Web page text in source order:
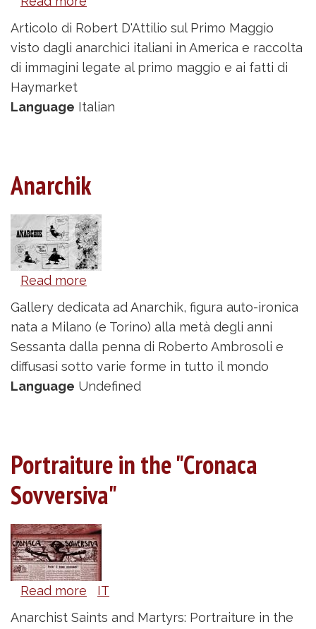
Primo
Maggio
Articolo di Robert D'Attilio sul Primo Maggio
visto dagli anarchici italiani in America e raccolta
di immagini legate al primo maggio e ai fatti di
Haymarket
Language Italian
Anarchik
Read more
Anarchik
Gallery dedicata ad Anarchik, figura auto-ironica
nata a Milano (e Torino) alla metà degli anni
Sessanta dalla penna di Roberto Ambrosoli e
diffusasi sotto varie forme in tutto il mondo
Language Undefined
Portraiture in the "Cronaca
Sovversiva"
Read more about
Portraiture
IT
Anarchist Saints and Martyrs: Portraiture in the